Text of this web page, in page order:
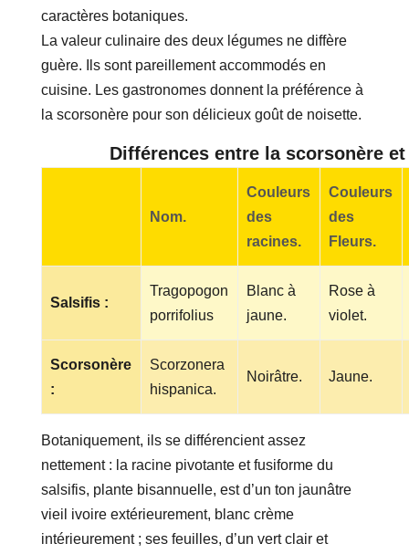
caractères botaniques.
La valeur culinaire des deux légumes ne diffère
guère. Ils sont pareillement accommodés en
cuisine. Les gastronomes donnent la préférence à
la scorsonère pour son délicieux goût de noisette.
Différences entre la scorsonère
Nom.
Couleurs
des
racines.
Couleurs
des
Fleurs.
Salsifis :
Tragopogon
porrifolius
Blanc à
jaune.
Rose à
violet.
Scorsonère
:
Scorzonera
hispanica.
Noirâtre. Jaune.
Botaniquement, ils se différencient assez
nettement : la racine pivotante et fusiforme du
salsifis, plante bisannuelle, est d’un ton jaunâtre
vieil ivoire extérieurement, blanc crème
intérieurement ; ses feuilles, d’un vert clair et